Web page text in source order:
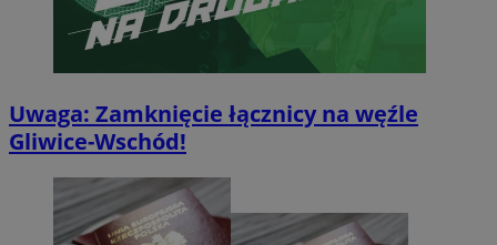
Uwaga: Zamknięcie łącznicy na węźle
Gliwice-Wschód!